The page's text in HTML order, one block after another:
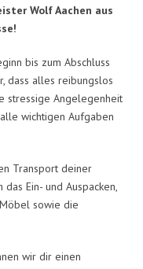
Wolf Aachen aus
bis zum Abschluss
dass alles reibungslos
stressige Angelegenheit
wichtigen Aufgaben
Transport deiner
Ein- und Auspacken,
sowie die
wir dir einen